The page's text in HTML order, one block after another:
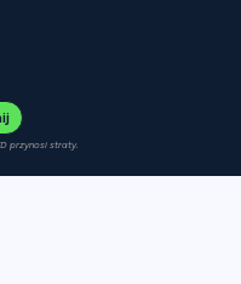
przynosi straty.